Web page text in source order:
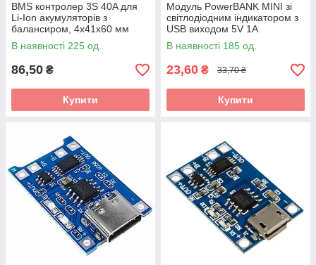
BMS контролер 3S 40A для
Li-Ion акумуляторів з
балансиром, 4х41х60 мм
В наявності 225 од.
86,50 ₴
Купити
Модуль PowerBANK MINI зі
світлодіодним індикатором з
USB виходом 5V 1A
В наявності 185 од.
23,60 ₴ 33,70 ₴
Купити